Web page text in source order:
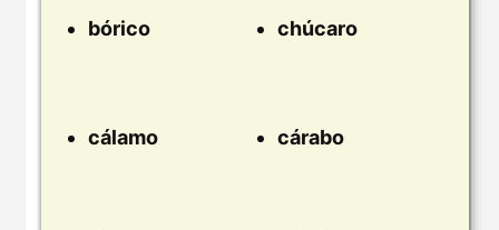
bórico chúcaro
cálamo cárabo